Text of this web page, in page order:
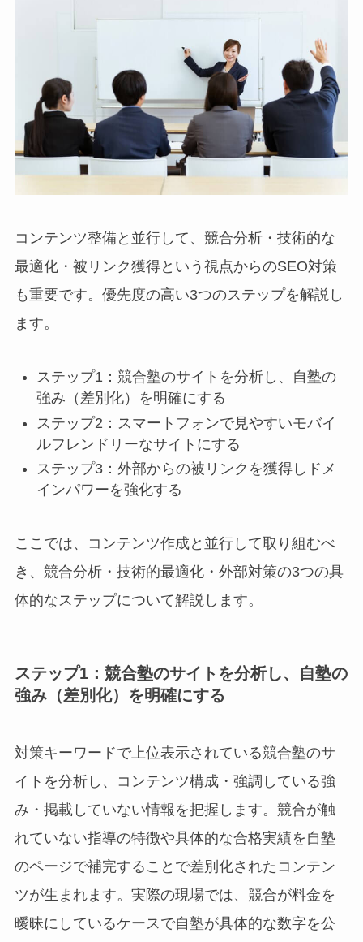
コンテンツ整備と並行して、競合分析・技術的な
最適化・被リンク獲得という視点からのSEO対策
も重要です。優先度の高い3つのステップを解説し
ます。
ステップ1：競合塾のサイトを分析し、自塾の
強み（差別化）を明確にする
ステップ2：スマートフォンで見やすいモバイ
ルフレンドリーなサイトにする
ステップ3：外部からの被リンクを獲得しドメ
インパワーを強化する
ここでは、コンテンツ作成と並行して取り組むべ
き、競合分析・技術的最適化・外部対策の3つの具
体的なステップについて解説します。
ステップ1：競合塾のサイトを分析し、自塾の
強み（差別化）を明確にする
対策キーワードで上位表示されている競合塾のサ
イトを分析し、コンテンツ構成・強調している強
み・掲載していない情報を把握します。競合が触
れていない指導の特徴や具体的な合格実績を自塾
のページで補完することで差別化されたコンテン
ツが生まれます。実際の現場では、競合が料金を
曖昧にしているケースで自塾が具体的な数字を公